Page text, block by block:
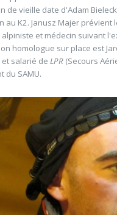
de vieille date d'Adam
au K2. Janusz Majer prévient
alpiniste et médecin suivant
homologue sur place est
salarié de LPR(Secours
du SAMU.